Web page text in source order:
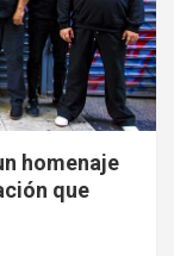
homenaje
que